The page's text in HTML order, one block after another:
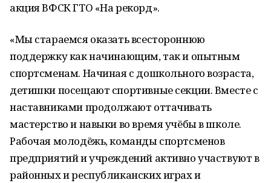
акция ВФСК ГТО «На рекорд».
«Мы стараемся оказать всестороннюю
поддержку как начинающим, так и опытным
спортсменам. Начиная с дошкольного возраста,
детишки посещают спортивные секции. Вместе с
наставниками продолжают оттачивать
мастерство и навыки во время учёбы в школе.
Рабочая молодёжь, команды спортсменов
предприятий и учреждений активно участвуют в
районных и республиканских играх и